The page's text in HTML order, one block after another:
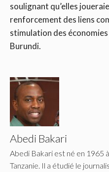
soulignant qu’elles
renforcement des liens
stimulation des
Burundi.
Abedi Bakari
Abedi Bakari est né en 1965
Tanzanie. Il a étudié le